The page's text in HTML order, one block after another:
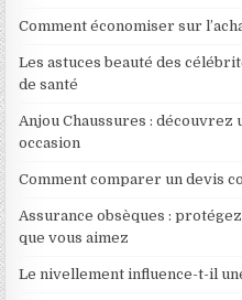
Comment économiser sur
Les astuces beauté des
de santé
Anjou Chaussures : découvrez
occasion
Comment comparer un devis
Assurance obsèques :
que vous aimez
Le nivellement influence-t-il